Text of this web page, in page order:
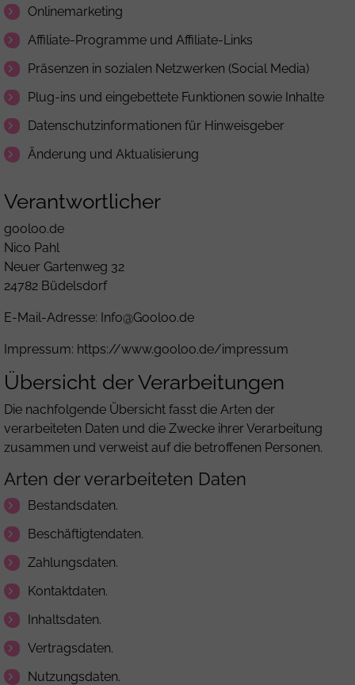
Onlinemarketing
Affiliate-Programme und Affiliate-Links
Präsenzen in sozialen Netzwerken (Social Media)
Plug-ins und eingebettete Funktionen sowie Inhalte
Datenschutzinformationen für Hinweisgeber
Änderung und Aktualisierung
Verantwortlicher
gooloo.de
Nico Pahl
Neuer Gartenweg 32
24782 Büdelsdorf
E-Mail-Adresse: Info@Gooloo.de
Impressum: https://www.gooloo.de/impressum
Übersicht der Verarbeitungen
Die nachfolgende Übersicht fasst die Arten der
verarbeiteten Daten und die Zwecke ihrer Verarbeitung
zusammen und verweist auf die betroffenen Personen.
Arten der verarbeiteten Daten
Bestandsdaten.
Beschäftigtendaten.
Zahlungsdaten.
Kontaktdaten.
Inhaltsdaten.
Vertragsdaten.
Nutzungsdaten.